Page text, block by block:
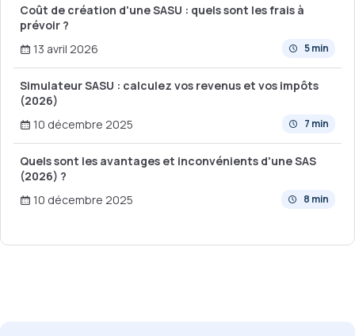
Coût de création d'une SASU : quels sont les frais à
prévoir ?
5 min
13 avril 2026
Simulateur SASU : calculez vos revenus et vos impôts
(2026)
7 min
10 décembre 2025
Quels sont les avantages et inconvénients d'une SAS
(2026) ?
8 min
10 décembre 2025